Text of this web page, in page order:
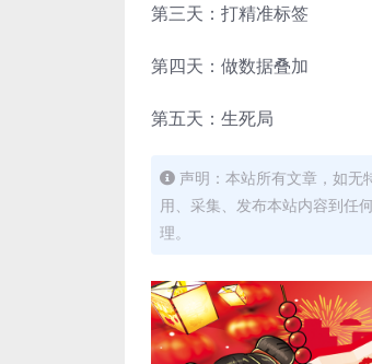
第三天：打精准标签
第四天：做数据叠加
第五天：生死局
声明：本站所有文章，如无
用、采集、发布本站内容到任
理。